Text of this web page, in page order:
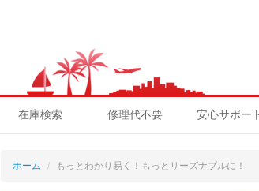
在庫検索 修理代不要 安心サポー
ホーム もっとわかり易く！もっとリーズナブルに！